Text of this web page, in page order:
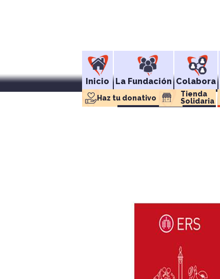
Inicio La Fundación Colabora
Haz tu donativo
Tienda
Solidaria